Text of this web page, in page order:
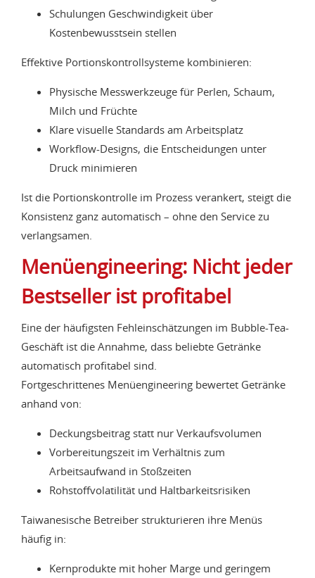
Schulungen Geschwindigkeit über
Kostenbewusstsein stellen
Effektive Portionskontrollsysteme kombinieren:
Physische Messwerkzeuge für Perlen, Schaum,
Milch und Früchte
Klare visuelle Standards am Arbeitsplatz
Workflow-Designs, die Entscheidungen unter
Druck minimieren
Ist die Portionskontrolle im Prozess verankert, steigt die
Konsistenz ganz automatisch – ohne den Service zu
verlangsamen.
Menüengineering: Nicht jeder
Bestseller ist profitabel
Eine der häufigsten Fehleinschätzungen im Bubble-Tea-
Geschäft ist die Annahme, dass beliebte Getränke
automatisch profitabel sind.
Fortgeschrittenes Menüengineering bewertet Getränke
anhand von:
Deckungsbeitrag statt nur Verkaufsvolumen
Vorbereitungszeit im Verhältnis zum
Arbeitsaufwand in Stoßzeiten
Rohstoffvolatilität und Haltbarkeitsrisiken
Taiwanesische Betreiber strukturieren ihre Menüs
häufig in:
Kernprodukte mit hoher Marge und geringem